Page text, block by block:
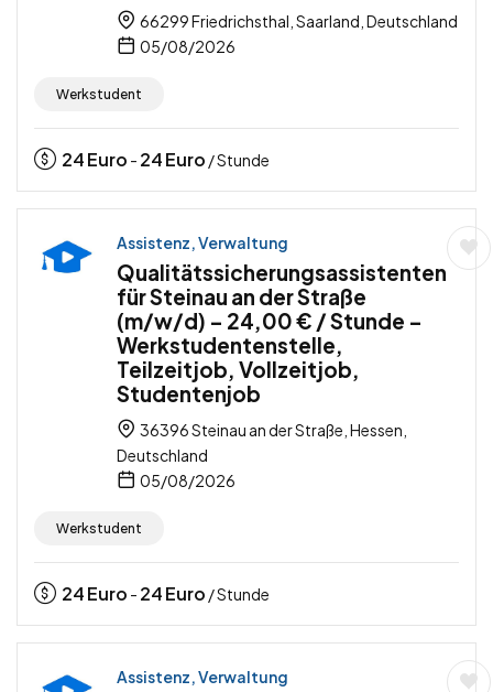
66299 Friedrichsthal, Saarland, Deutschland
05/08/2026
Werkstudent
24Euro - 24Euro / Stunde
Assistenz, Verwaltung
Qualitätssicherungsassistenten
für Steinau an der Straße
(m/w/d) – 24,00 € / Stunde –
Werkstudentenstelle,
Teilzeitjob, Vollzeitjob,
Studentenjob
36396 Steinau an der Straße, Hessen,
Deutschland
05/08/2026
Werkstudent
24Euro - 24Euro / Stunde
Assistenz, Verwaltung